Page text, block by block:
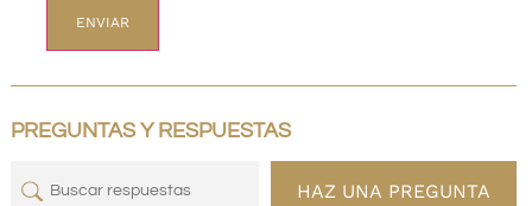
PREGUNTAS Y RESPUESTAS
HAZ UNA PREGUNTA